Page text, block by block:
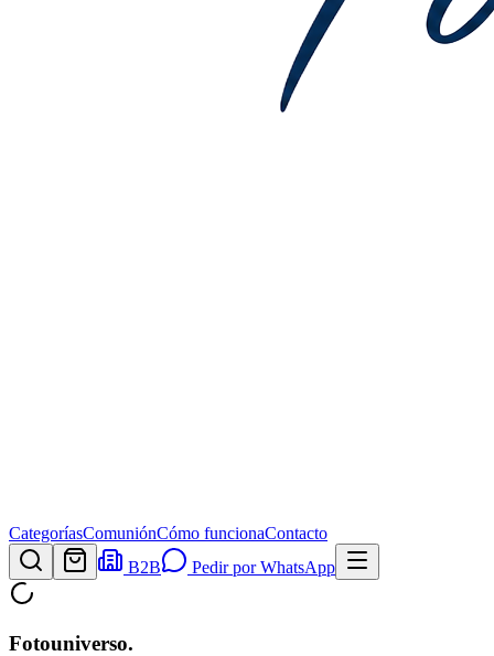
CategoríasComuniónCómo funcionaContacto
B2B
Pedir por WhatsApp
Fotouniverso.